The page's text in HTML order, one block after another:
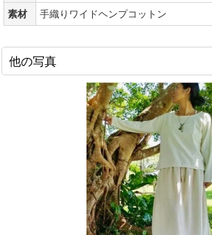
素材
手織りワイドヘンプコットン
他の写真